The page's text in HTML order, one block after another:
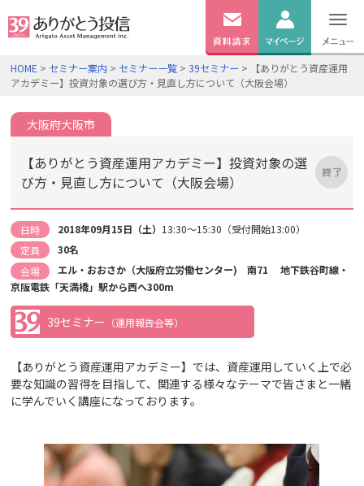
無料
資料
請求
ログイン
HOME > セミナー案内 > セミナー一覧 >39セミナー > 【ありがとう資産運用
アカデミー】投資対象の選び方・見直し方について（大阪会場）
大阪府大阪市
【ありがとう資産運用アカデミー】投資対象の選
び方・見直し方について（大阪会場）
日時 2018年09月15日（土） 13:30～15:30（受付開始13:00）
定員
30名
会場
エル・おおさか（大阪府立労働センター) 南71 地下鉄谷町線・
京阪電鉄「天満橋」駅から西へ300m
39セミナー （運用報告会等）
【ありがとう資産運用アカデミー】では、資産運用していく上で必
要な知識の習得を目指して、関連する様々なテーマで皆さまと一緒
に学んでいく講座になっております。